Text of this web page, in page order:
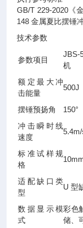
GB/T 229-2020《
148 金属夏比摆锤
技术参数
参数项目
JBS-
机
额定最大冲
击能量
500J
摆锤预扬角
150°
冲击瞬时线
速度
标准试样规
格
适配缺口类
型
U 型
数据显示模
式
彩色
储、